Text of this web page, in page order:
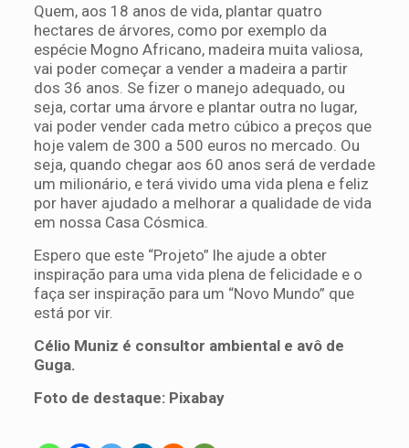
Quem, aos 18 anos de vida, plantar quatro
hectares de árvores, como por exemplo da
espécie Mogno Africano, madeira muita valiosa,
vai poder começar a vender a madeira a partir
dos 36 anos. Se fizer o manejo adequado, ou
seja, cortar uma árvore e plantar outra no lugar,
vai poder vender cada metro cúbico a preços que
hoje valem de 300 a 500 euros no mercado. Ou
seja, quando chegar aos 60 anos será de verdade
um milionário, e terá vivido uma vida plena e feliz
por haver ajudado a melhorar a qualidade de vida
em nossa Casa Cósmica.
Espero que este “Projeto” lhe ajude a obter
inspiração para uma vida plena de felicidade e o
faça ser inspiração para um “Novo Mundo” que
está por vir.
Célio Muniz é consultor ambiental e avô de
Guga.
Foto de destaque: Pixabay